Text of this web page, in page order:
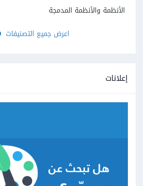
الأنظمة والأنظمة المدمجة
اعرض جميع التصنيفات
إعلانات